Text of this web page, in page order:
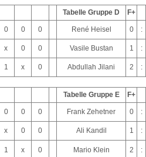
Tabelle Gruppe D F+
0 0 0 René Heisel 0 :
x 0 0 Vasile Bustan 1 :
1 x 0 Abdullah Jilani 2 :
Tabelle Gruppe E F+
0 0 0 Frank Zehetner 0 :
x 0 0 Ali Kandil 1 :
1 x 0 Mario Klein 2 :